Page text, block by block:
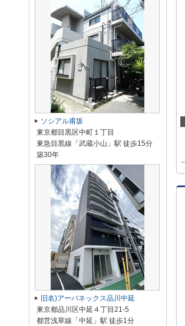
ソシアル甫坂
東京都目黒区中町１丁目
東急目黒線「武蔵小山」駅 徒歩15分
築30年
旧名)アーバネックス品川中延
東京都品川区中延４丁目21-5
都営浅草線「中延」駅 徒歩1分